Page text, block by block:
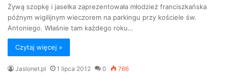
Żywą szopkę i jasełka zaprezentowała młodzież franciszkańska
późnym wigilijnym wieczorem na parkingu przy kościele św.
Antoniego. Właśnie tam każdego roku…
Czytaj więcej »
Jaslonet.pl 1 lipca 2012 0 766